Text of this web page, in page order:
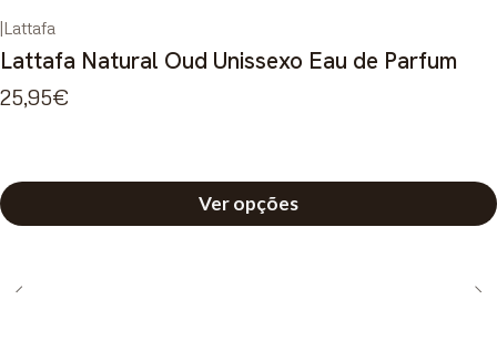
|Lattafa
Lattafa Natural Oud Unissexo Eau de Parfum
25,95€
Ver opções